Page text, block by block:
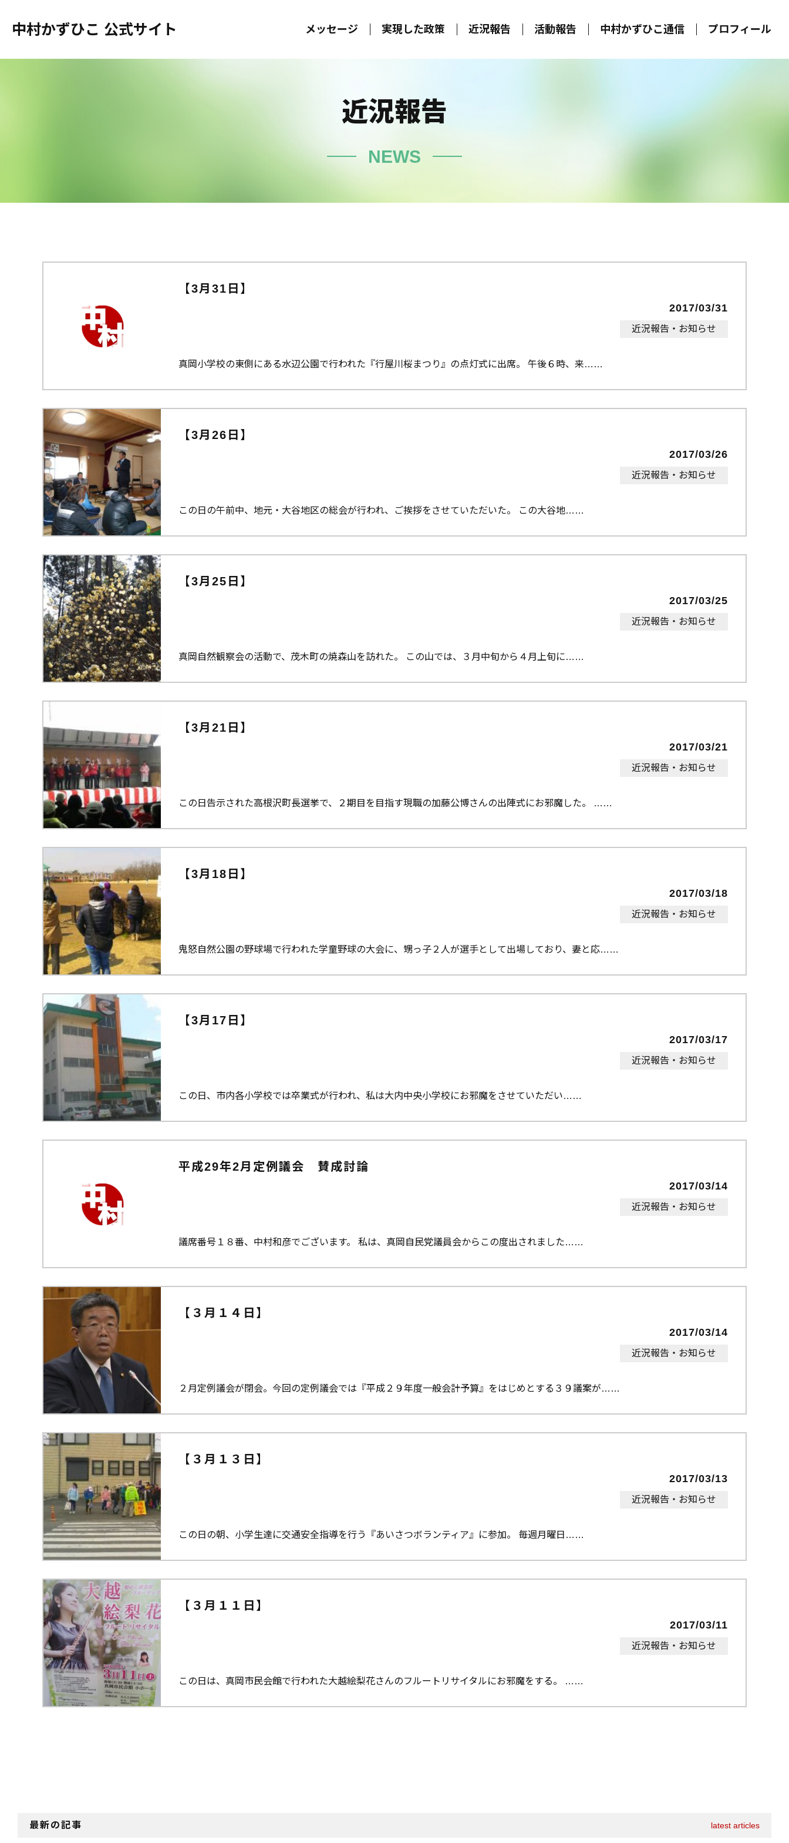
中村かずひこ 公式サイト メッセージ 実現した政策 近況報告 活動報告 中村かずひこ通信 プロフィール
近況報告
NEWS
【3月31日】
2017/03/31
近況報告・お知らせ
真岡小学校の東側にある水辺公園で行われた『行屋川桜まつり』の点灯式に出席。 午後６時、来…
【3月26日】
2017/03/26
近況報告・お知らせ
この日の午前中、地元・大谷地区の総会が行われ、ご挨拶をさせていただいた。 この大谷地…
【3月25日】
2017/03/25
近況報告・お知らせ
真岡自然観察会の活動で、茂木町の焼森山を訪れた。 この山では、３月中旬から４月上旬に…
【3月21日】
2017/03/21
近況報告・お知らせ
この日告示された高根沢町長選挙で、２期目を目指す現職の加藤公博さんの出陣式にお邪魔した。 …
【3月18日】
2017/03/18
近況報告・お知らせ
鬼怒自然公園の野球場で行われた学童野球の大会に、甥っ子２人が選手として出場しており、妻と応…
【3月17日】
2017/03/17
近況報告・お知らせ
この日、市内各小学校では卒業式が行われ、私は大内中央小学校にお邪魔をさせていただい…
平成29年2月定例議会 賛成討論
2017/03/14
近況報告・お知らせ
議席番号１８番、中村和彦でございます。 私は、真岡自民党議員会からこの度出されました…
【３月１４日】
2017/03/14
近況報告・お知らせ
２月定例議会が閉会。今回の定例議会では『平成２９年度一般会計予算』をはじめとする３９議案が…
【３月１３日】
2017/03/13
近況報告・お知らせ
この日の朝、小学生達に交通安全指導を行う『あいさつボランティア』に参加。 毎週月曜日…
【３月１１日】
2017/03/11
近況報告・お知らせ
この日は、真岡市民会館で行われた大越絵梨花さんのフルートリサイタルにお邪魔をする。 …
最新の記事 latest articles